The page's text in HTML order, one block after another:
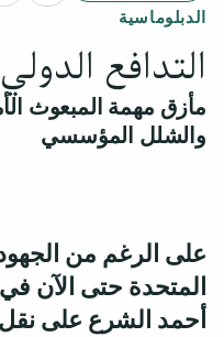
الدبلوماسية
التدافع
مأزق مهمة المبعوث
والشلل المؤسسي
على الرغم من الجهود
المتحدة حتى الآن
أحمد الشرع على